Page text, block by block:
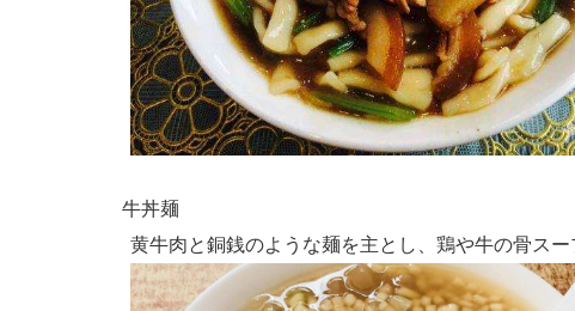
牛丼麺
黄牛肉と銅銭のような麺を主とし、鶏や牛の骨スー